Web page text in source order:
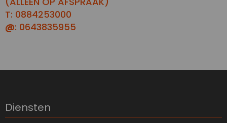
T: 0884253000
@: 0643835955
Diensten